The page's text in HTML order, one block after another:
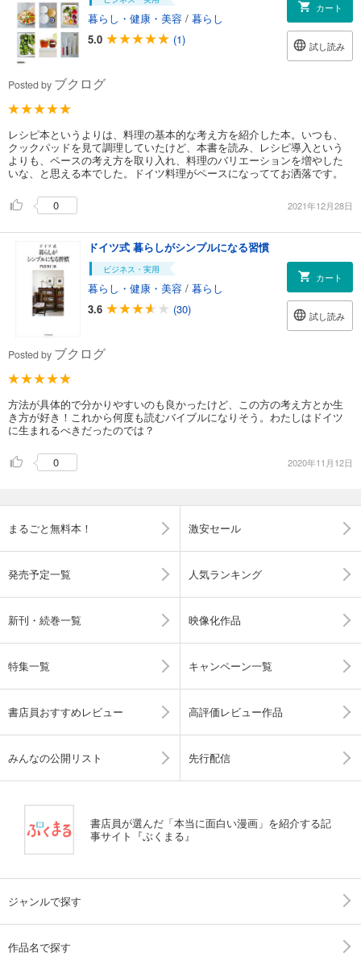
暮らし・健康・美容 / 暮らし
5.0
(1)
カート
試し読み
Posted by ブクログ
レシピ本というよりは、料理の基本的な考え方を紹介した本。いつも、
クックパッドを見て調理していたけど、本書を読み、レシピ導入という
よりも、ペースの考え方を取り入れ、料理のバリエーションを増やした
いな、と思える本でした。ドイツ料理がペースになっててお洒落です。
0 2021年12月28日
ドイツ式 暮らしがシンプルになる習慣
ビジネス・実用
暮らし・健康・美容 / 暮らし
3.6
(30)
カート
試し読み
Posted by ブクログ
方法が具体的で分かりやすいのも良かったけど、この方の考え方とか生
き方が好き！これから何度も読むバイブルになりそう。わたしはドイツ
に生まれるべきだったのでは？
0 2020年11月12日
まるごと無料本！ 激安セール
発売予定一覧 人気ランキング
新刊・続巻一覧 映像化作品
特集一覧 キャンペーン一覧
書店員おすすめレビュー 高評価レビュー作品
みんなの公開リスト 先行配信
書店員が選んだ「本当に面白い漫画」を紹介する記
事サイト『ぶくまる』
ジャンルで探す
作品名で探す